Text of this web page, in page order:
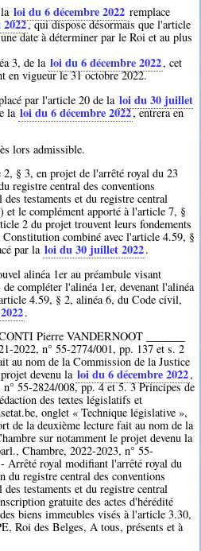
loi du 6 décembre 2022 remplace
, qui dispose désormais que l'article
date à déterminer par le Roi et au plus
3, de la loi du 6 décembre 2022, cet
en vigueur le 31 octobre 2022.
par l'article 20 de la loi du 30 juillet
la loi du 6 décembre 2022, entrera en
lors admissible.
§ 3, en projet de l'arrêté royal du 23
registre central des conventions
testaments et du registre central
et le complément apporté à l'article 7, §
2 du projet trouvent leurs fondements
combiné avec l'article 4.59, §
par la loi du 30 juillet 2022.
alinéa 1er au préambule visant
compléter l'alinéa 1er, devenant l'alinéa
4.59, § 2, alinéa 6, du Code civil,
.
Pierre VANDERNOOT _______
2022, n° 55-2774/001, pp. 137 et s. 2
au nom de la Commission de la Justice
devenu la loi du 6 décembre 2022,
55-2824/008, pp. 4 et 5. 3 Principes de
des textes législatifs et
onglet « Technique législative »,
de la deuxième lecture fait au nom de la
sur notamment le projet devenu la
Chambre, 2022-2023, n° 55-
Arrêté royal modifiant l'arrêté royal du
du registre central des conventions
testaments et du registre central
gratuite des actes d'hérédité
biens immeubles visés à l'article 3.30,
Roi des Belges, A tous, présents et à